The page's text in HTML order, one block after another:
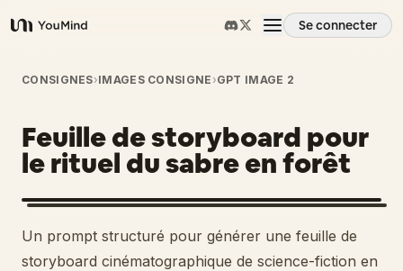
YouMind
Se connecter
Aperçu
Cas d'usage
Compétences
Invites
CONSIGNES›IMAGES CONSIGNE ›GPT IMAGE 2
Feuille de storyboard pour
le rituel du sabre en forêt
Un prompt structuré pour générer une feuille de
storyboard cinématographique de science-fiction en